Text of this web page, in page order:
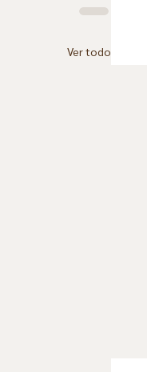
Ver todo